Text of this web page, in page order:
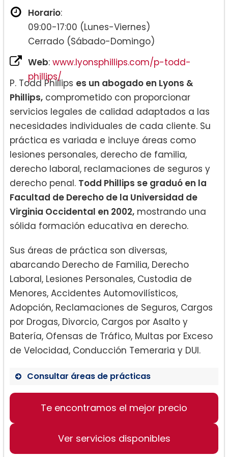
Horario:
09:00-17:00 (Lunes-Viernes)
Cerrado (Sábado-Domingo)
Web: www.lyonsphillips.com/p-todd-
phillips/
P. Todd Phillips es un abogado en Lyons &
Phillips, comprometido con proporcionar
servicios legales de calidad adaptados a las
necesidades individuales de cada cliente. Su
práctica es variada e incluye áreas como
lesiones personales, derecho de familia,
derecho laboral, reclamaciones de seguros y
derecho penal. Todd Phillips se graduó en la
Facultad de Derecho de la Universidad de
Virginia Occidental en 2002, mostrando una
sólida formación educativa en derecho.
Sus áreas de práctica son diversas,
abarcando Derecho de Familia, Derecho
Laboral, Lesiones Personales, Custodia de
Menores, Accidentes Automovilísticos,
Adopción, Reclamaciones de Seguros, Cargos
por Drogas, Divorcio, Cargos por Asalto y
Batería, Ofensas de Tráfico, Multas por Exceso
de Velocidad, Conducción Temeraria y DUI.
Consultar áreas de prácticas
Derecho de Familia
Lesiones Personales
Te encontramos el mejor precio
Ver servicios disponibles